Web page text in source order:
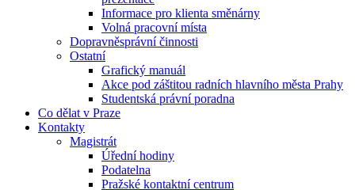
Informace pro klienta směnárny
Volná pracovní místa
Dopravněsprávní činnosti
Ostatní
Grafický manuál
Akce pod záštitou radních hlavního města Prahy
Studentská právní poradna
Co dělat v Praze
Kontakty
Magistrát
Úřední hodiny
Podatelna
Pražské kontaktní centrum